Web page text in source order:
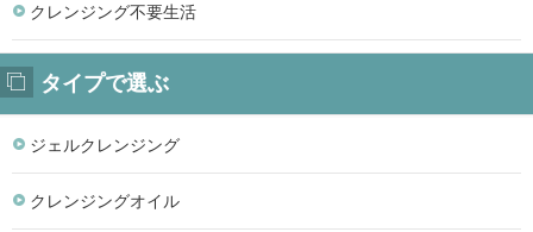
クレンジング不要生活
タイプで選ぶ
ジェルクレンジング
クレンジングオイル